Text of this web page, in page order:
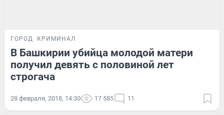
ГОРОД КРИМИНАЛ
В Башкирии убийца молодой матери
получил девять с половиной лет
строгача
28 февраля, 2018, 14:30 17 585 11